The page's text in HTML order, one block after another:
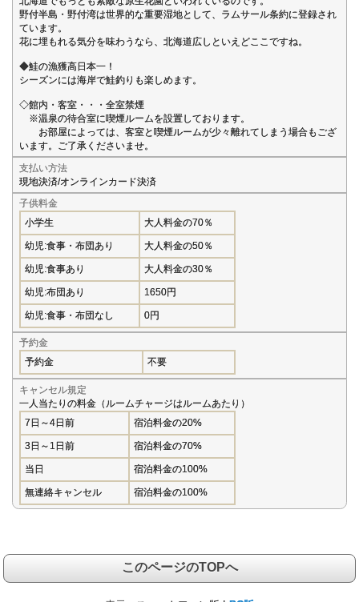
野付半島・野付湾は世界的な重要湿地として、ラムサール条約に登録され
ています。
花に埋もれる気分を味わうなら、北海道広しといえどここですね。
◆鮭の漁獲高日本一！
シーズンには海岸で鮭釣りも楽しめます。
◇館内・客室・・・全室禁煙
※温泉の待合室に喫煙ルームを設置しております。
お部屋によっては、客室と喫煙ルームが少々離れてしまう場合もござ
います。ご了承くださいませ。
支払い方法
現地決済/オンラインカード決済
子供料金
小学生
大人料金の70％
幼児:食事・布団あり 大人料金の50％
幼児:食事あり 大人料金の30％
幼児:布団あり 1650円
幼児:食事・布団なし 0円
予約金
予約金
不要
キャンセル規定
一人当たりの料金（ルームチャージはルームあたり）
7日～4日前
宿泊料金の20%
3日～1日前 宿泊料金の70%
当日 宿泊料金の100%
無連絡キャンセル 宿泊料金の100%
このページのTOPへ